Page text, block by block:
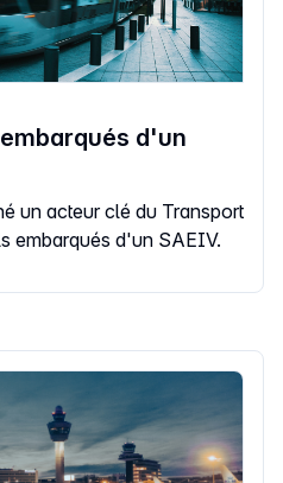
d'un
un acteur clé du Transport
embarqués d'un SAEIV.